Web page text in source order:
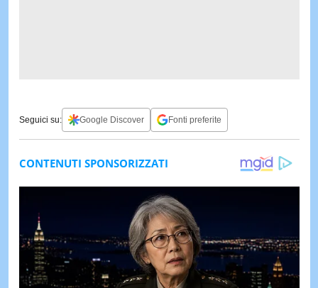
Seguici su: Google Discover Fonti preferite